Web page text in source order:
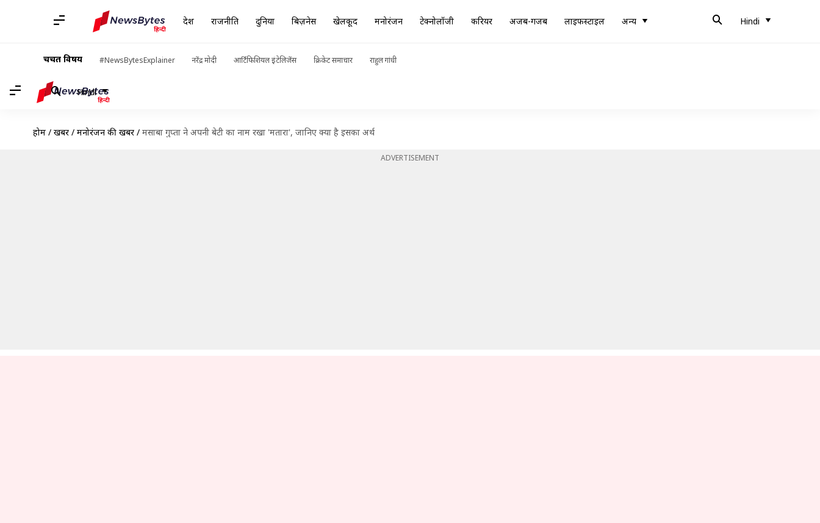
देश राजनीति दुनिया बिज़नेस खेलकूद मनोरंजन टेक्नोलॉजी करियर अजब-गजब लाइफस्टाइल अन्य Hindi
चर्चित विषय #NewsBytesExplainer नरेंद्र मोदी आर्टिफिशियल इंटेलिजेंस क्रिकेट समाचार राहुल गांधी
Hindi
होम / खबरें / मनोरंजन की खबरें / मसाबा गुप्ता ने अपनी बेटी का नाम रखा 'मतारा', जानिए क्या है इसका अर्थ
ADVERTISEMENT